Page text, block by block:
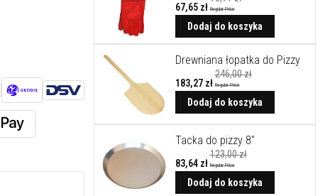
Cena
promocyjna
67,65 zł Regular Price
Dodaj do koszyka
Drewniana łopatka do Pizzy
Cena
promocyjna
183,27 zł Regular Price
246,00 zł
Dodaj do koszyka
Tacka do pizzy 8"
Cena
promocyjna
83,64 zł Regular Price
123,00 zł
Dodaj do koszyka